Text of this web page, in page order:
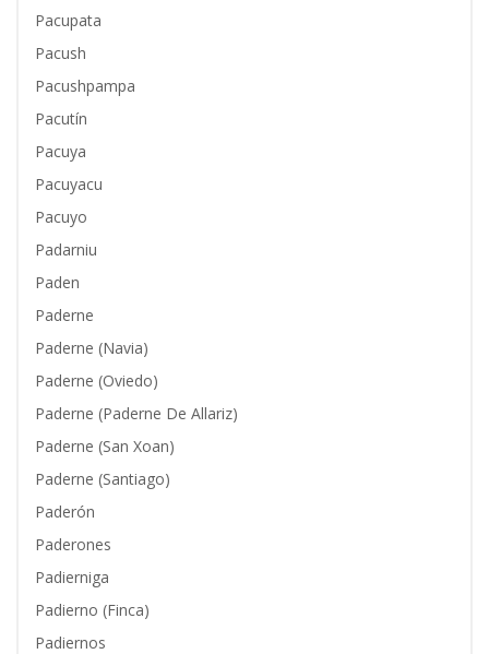
Pacupata
Pacush
Pacushpampa
Pacutín
Pacuya
Pacuyacu
Pacuyo
Padarniu
Paden
Paderne
Paderne (Navia)
Paderne (Oviedo)
Paderne (Paderne De Allariz)
Paderne (San Xoan)
Paderne (Santiago)
Paderón
Paderones
Padierniga
Padierno (Finca)
Padiernos